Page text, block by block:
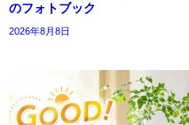
のフォトブック
2026年8月8日